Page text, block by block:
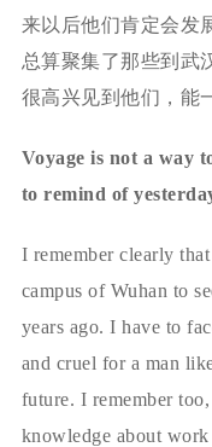
来以后他们肯定会发
总算聚集了那些到武
很高兴见到他们，能
Voyage is not a way
to remind of
I remember clearly
campus of Wuhan to
years ago. I have to
and cruel for a man
future. I remember
knowledge about work